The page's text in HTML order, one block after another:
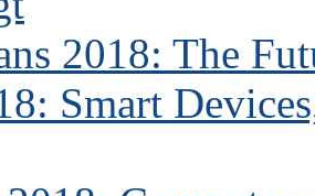
2018: The
Smart